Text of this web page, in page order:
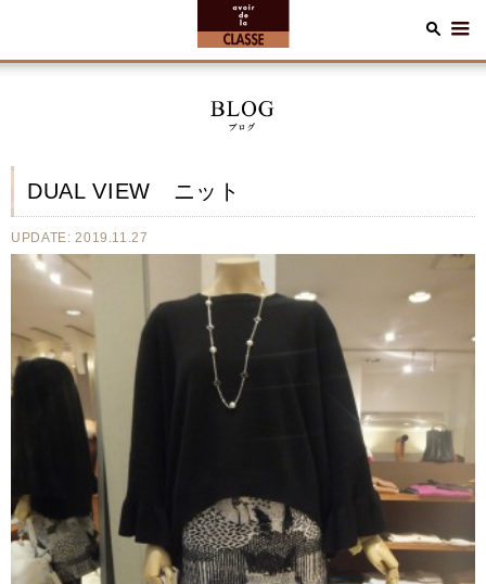
DUAL VIEW ニット
UPDATE: 2019.11.27